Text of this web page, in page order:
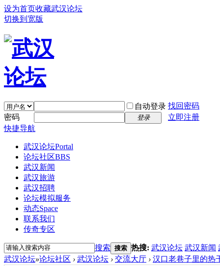
设为首页收藏武汉论坛
切换到宽版
自动登录 找回密码
密码
登录
立即注册
快捷导航
武汉论坛Portal
论坛社区BBS
武汉新闻
武汉旅游
武汉招聘
论坛模拟服务
动态Space
联系我们
传奇专区
搜索 搜索 热搜: 武汉论坛 武汉新闻
武汉论坛»论坛社区 › 武汉论坛 › 交流大厅 › 汉口老巷子里的热